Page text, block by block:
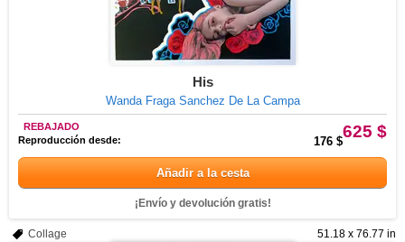
His
Wanda Fraga Sanchez De La Campa
625 $
REBAJADO
Reproducción desde:
176 $
Añadir a la cesta
¡Envío y devolución gratis!
51.18 x 76.77 in
Collage